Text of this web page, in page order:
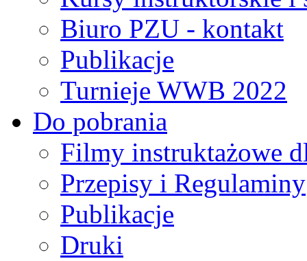
Biuro PZU - kontakt
Publikacje
Turnieje WWB 2022
Do pobrania
Filmy instruktażowe
Przepisy i Regulaminy
Publikacje
Druki